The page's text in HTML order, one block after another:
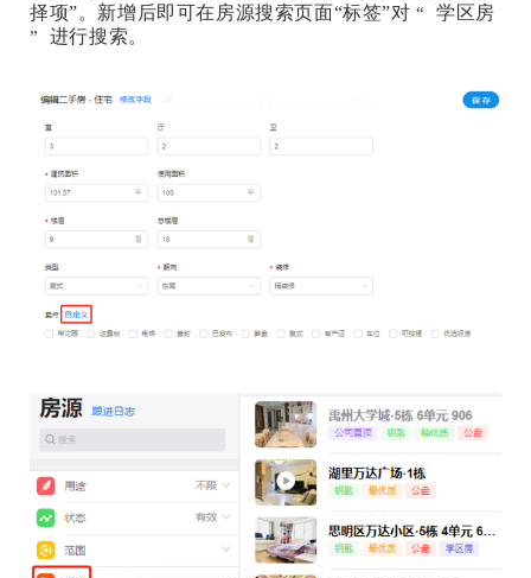
择项”。新增后即可在房源搜索页面“标签”对 “学区房
” 进行搜索。